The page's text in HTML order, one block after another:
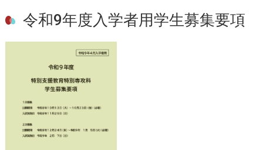
令和9年度入学者用学生募集要項